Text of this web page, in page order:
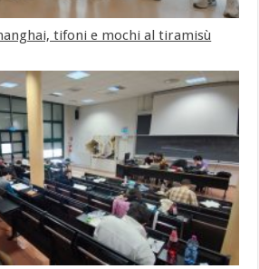
tifoni e mochi al tiramisù